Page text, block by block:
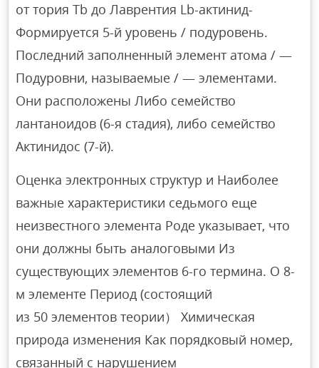
от тория Tb до Лаврентия Lb-актинид-
Формируется 5-й уровень / подуровень.
Последний заполненный элемент атома / —
Подуровни, называемые / — элементами.
Они расположены Либо семейство
лантаноидов (6-я стадия), либо семейство
Актинидос (7-й).
Оценка электронных структур и Наиболее
важные характеристики седьмого еще
неизвестного элемента Роде указывает, что
они должны быть аналоговыми Из
существующих элементов 6-го термина. О 8-
м элементе Период (состоящий
из 50 элементов теории） Химическая
природа изменения Как порядковый номер,
связанный с нарушением